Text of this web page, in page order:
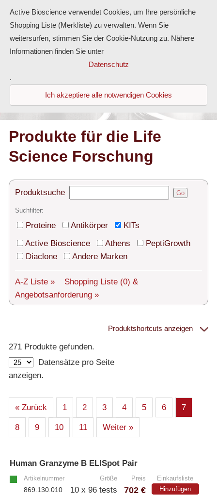
Antikörper
ELISA-Kits
Diaclone Produkte
Home
Kontakt
Versand
Über uns
Service
AGBs
English
Produkte für die Life
Science Forschung
Produktsuche Go
Suchfilter:
Proteine Antikörper
KITs
Active Bioscience
Athens
PeptiGrowth
Diaclone
Andere Marken
A-Z Liste » Shopping Liste (0) &
Angebotsanforderung »
Proteine
– Alle Proteine
– Human
– Cell culture tested premium (cct-premium)
– Alle Athens Produkte
– Proteine
Produktshortcuts anzeigen
271 Produkte gefunden.
Datensätze pro Seite
anzeigen.
« Zurück 1 2 3 4 5 6 7
8 9 10 11 Weiter »
Human Granzyme B ELISpot Pair
Artikelnummer Größe Preis Einkaufsliste
869.130.010 10 x 96 tests 702 € Hinzufügen
Active Bioscience verwendet Cookies, um Ihre persönliche
Shopping Liste (Merkliste) zu verwalten. Wenn Sie
weitersurfen, stimmen Sie der Cookie-Nutzung zu. Nähere
Informationen finden Sie unter
Datenschutz
.
Ich akzeptiere alle notwendigen Cookies